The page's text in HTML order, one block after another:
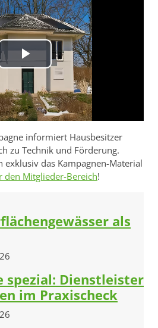
Video
abspielen
informiert Hausbesitzer
zu Technik und Förderung.
exklusiv das Kampagnen-Material
den Mitglieder-Bereich!
als
spezial: Dienstleister
im Praxischeck